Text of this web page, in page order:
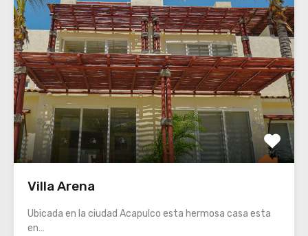
Villa Arena
Ubicada en la ciudad Acapulco esta hermosa casa esta
en…